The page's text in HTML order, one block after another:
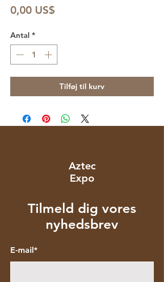
0,00 US$Pris
Antal *
Tilføj til kurv
Aztec
Expo
Tilmeld dig vores
nyhedsbrev
E-mail*